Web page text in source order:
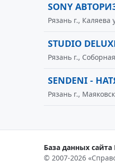
SONY
Рязань г., Каляева
STUDIO
Рязань г.,
SENDENI -
Рязань г.,
База данных
© 2007-2026